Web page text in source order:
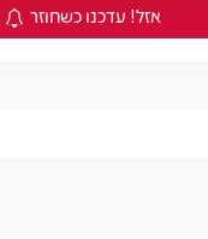
צפיה במוצר
אזל! עדכנו כשחוזר